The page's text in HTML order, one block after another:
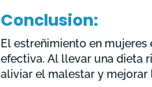
Conclusion:
El estreñimiento en
efectiva. Al llevar una dieta
aliviar el malestar y mejorar